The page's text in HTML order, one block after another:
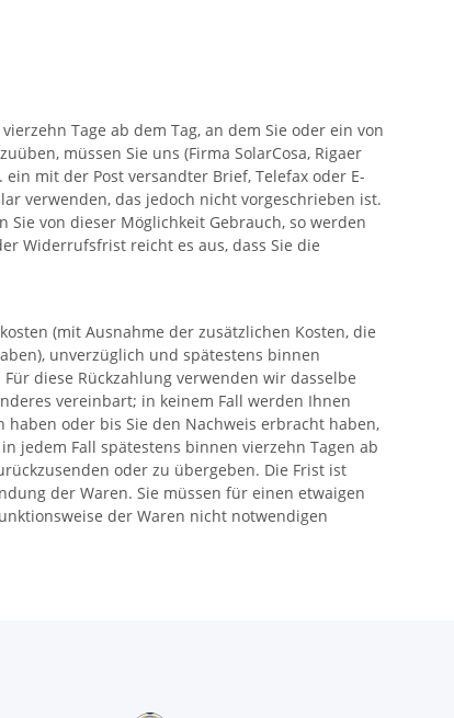
Tage ab dem Tag, an dem Sie oder ein von
müssen Sie uns (Firma SolarCosa, Rigaer
ein mit der Post versandter Brief, Telefax oder E-
verwenden, das jedoch nicht vorgeschrieben ist.
Sie von dieser Möglichkeit Gebrauch, so werden
Widerrufsfrist reicht es aus, dass Sie die
(mit Ausnahme der zusätzlichen Kosten, die
unverzüglich und spätestens binnen
diese Rückzahlung verwenden wir dasselbe
vereinbart; in keinem Fall werden Ihnen
oder bis Sie den Nachweis erbracht haben,
jedem Fall spätestens binnen vierzehn Tagen ab
oder zu übergeben. Die Frist ist
der Waren. Sie müssen für einen etwaigen
der Waren nicht notwendigen